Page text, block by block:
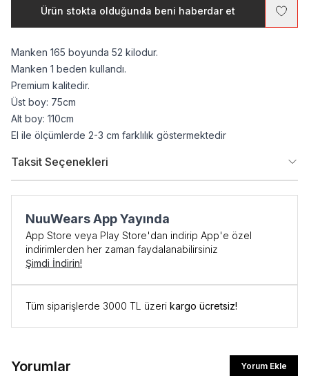
Ürün stokta olduğunda beni haberdar et
Manken 165 boyunda 52 kilodur.
Manken 1 beden kullandı.
Premium kalitedir.
Üst boy: 75cm
Alt boy: 110cm
El ile ölçümlerde 2-3 cm farklılık göstermektedir
Taksit Seçenekleri
NuuWears App Yayında
App Store veya Play Store'dan indirip App'e özel
indirimlerden her zaman faydalanabilirsiniz
Şimdi İndirin!
Tüm siparişlerde 3000 TL üzeri kargo ücretsiz!
Yorumlar Yorum Ekle
İlk Siparişe Özel